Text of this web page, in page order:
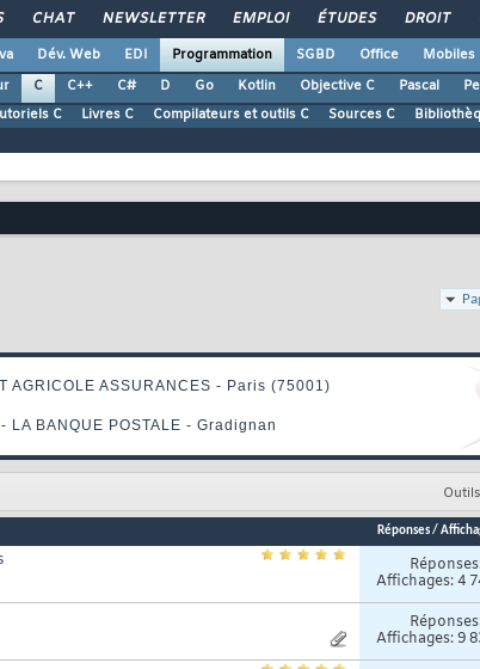
CHAT NEWSLETTER EMPLOI ÉTUDES DROIT
Dév. Web EDI Programmation SGBD Office Mobiles
C C++ C# D Go Kotlin Objective C Pascal
C Livres C Compilateurs et outils C Sources C
Réponses/
Affichages: 4
Affichages: 9